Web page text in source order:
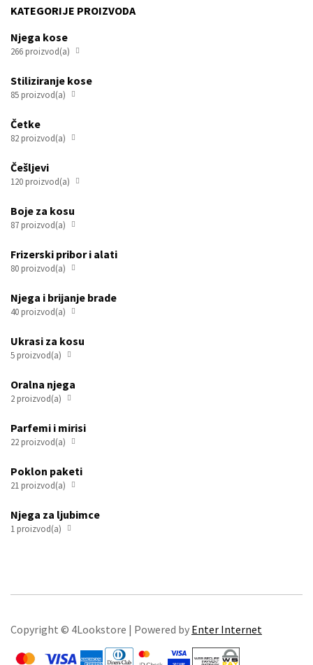
KATEGORIJE PROIZVODA
Njega kose
266 proizvod(a) 
Stiliziranje kose
85 proizvod(a) 
Četke
82 proizvod(a) 
Češljevi
120 proizvod(a) 
Boje za kosu
87 proizvod(a) 
Frizerski pribor i alati
80 proizvod(a) 
Njega i brijanje brade
40 proizvod(a) 
Ukrasi za kosu
5 proizvod(a) 
Oralna njega
2 proizvod(a) 
Parfemi i mirisi
22 proizvod(a) 
Poklon paketi
21 proizvod(a) 
Njega za ljubimce
1 proizvod(a) 
Copyright © 4Lookstore | Powered by Enter Internet